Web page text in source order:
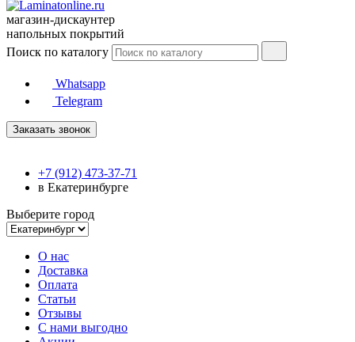
магазин-дискаунтер
напольных покрытий
Поиск по каталогу
Whatsapp
Telegram
Заказать звонок
+7 (912) 473-37-71
в Екатеринбурге
Выберите город
О нас
Доставка
Оплата
Статьи
Отзывы
С нами выгодно